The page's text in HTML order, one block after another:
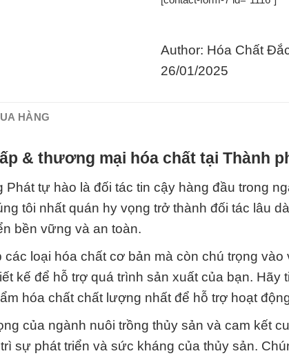
Author: Hóa Chất
26/01/2025
HÀNG
& thương mại hóa chất tại Thành
tự hào là đối tác tin cậy hàng đầu trong
tôi nhất quán hy vọng trở thành đối tác lâu
bền vững và an toàn.
loại hóa chất cơ bản mà còn chú trọng
kế để hỗ trợ quá trình sản xuất của bạn. Hãy
hóa chất chất lượng nhất để hỗ trợ hoạt
của ngành nuôi trồng thủy sản và cam kết
sự phát triển và sức kháng của thủy sản.